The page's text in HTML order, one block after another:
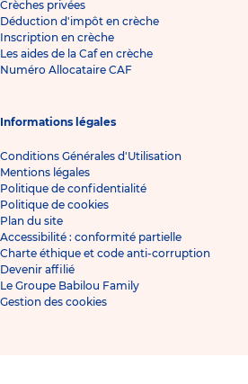
Crèches privées
Déduction d'impôt en crèche
Inscription en crèche
Les aides de la Caf en crèche
Numéro Allocataire CAF
Informations légales
Conditions Générales d'Utilisation
Mentions légales
Politique de confidentialité
Politique de cookies
Plan du site
Accessibilité : conformité partielle
Charte éthique et code anti-corruption
Devenir affilié
Le Groupe Babilou Family
Gestion des cookies